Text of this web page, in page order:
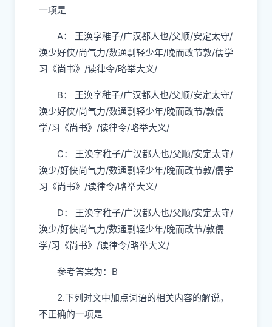
一项是
A： 王涣字稚子/广汉都人也/父顺/安定太守/
涣少好侠/尚气力/数通剽轻少年/晚而改节敦/儒学
习《尚书》/读律令/略举大义/
B： 王涣字稚子/广汉都人也/父顺/安定太守/
涣少好侠/尚气力/数通剽轻少年/晚而改节/敦儒
学/习《尚书》/读律令/略举大义/
C： 王涣字稚子/广汉都人也/父顺/安定太守/
涣少/好侠尚气力/数通剽轻少年/晚而改节敦/儒学
习《尚书》/读律令/略举大义/
D： 王涣字稚子/广汉都人也/父顺/安定太守/
涣少/好侠尚气力/数通剽轻少年/晚而改节/敦儒
学/习《尚书》/读律令/略举大义/
参考答案为：B
2.下列对文中加点词语的相关内容的解说，
不正确的一项是